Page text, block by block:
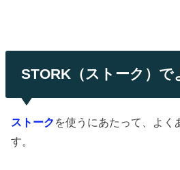
STORK（ストーク）で
ストーク を使うにあたって、よく
す。